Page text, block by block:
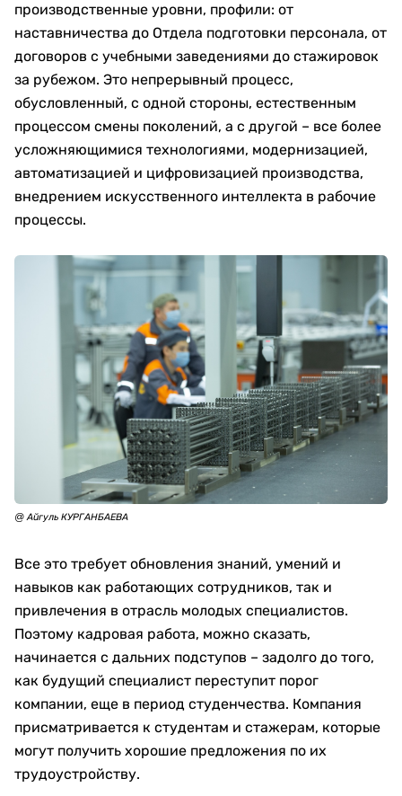
производственные уровни, профили: от
наставничества до Отдела подготовки персонала, от
договоров с учебными заведениями до стажировок
за рубежом. Это непрерывный процесс,
обусловленный, с одной стороны, естественным
процессом смены поколений, а с другой – все более
усложняющимися технологиями, модернизацией,
автоматизацией и цифровизацией производства,
внедрением искусственного интеллекта в рабочие
процессы.
@ Айгуль КУРГАНБАЕВА
Все это требует обновления знаний, умений и
навыков как работающих сотрудников, так и
привлечения в отрасль молодых специалистов.
Поэтому кадровая работа, можно сказать,
начинается с дальних подступов – задолго до того,
как будущий специалист переступит порог
компании, еще в период студенчества. Компания
присматривается к студентам и стажерам, которые
могут получить хорошие предложения по их
трудоустройству.